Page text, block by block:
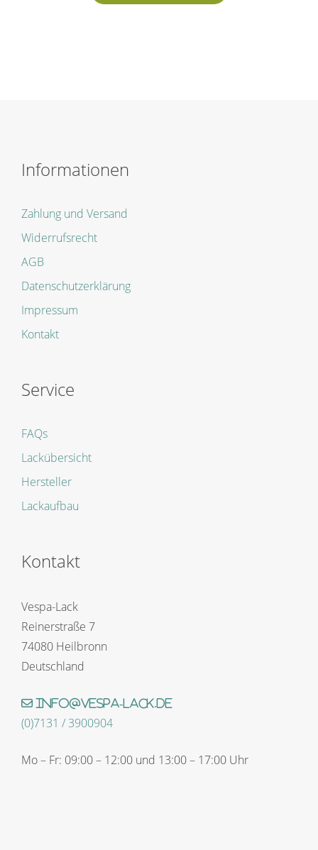
Informationen
Zahlung und Versand
Widerrufsrecht
AGB
Datenschutzerklärung
Impressum
Kontakt
Service
FAQs
Lackübersicht
Hersteller
Lackaufbau
Kontakt
Vespa-Lack
Reinerstraße 7
74080 Heilbronn
Deutschland
info@vespa-lack.de
(0)7131 / 3900904
Mo – Fr: 09:00 – 12:00 und 13:00 – 17:00 Uhr